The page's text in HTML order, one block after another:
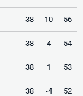
38 10 56
38 4 54
38 1 53
38 -4 52